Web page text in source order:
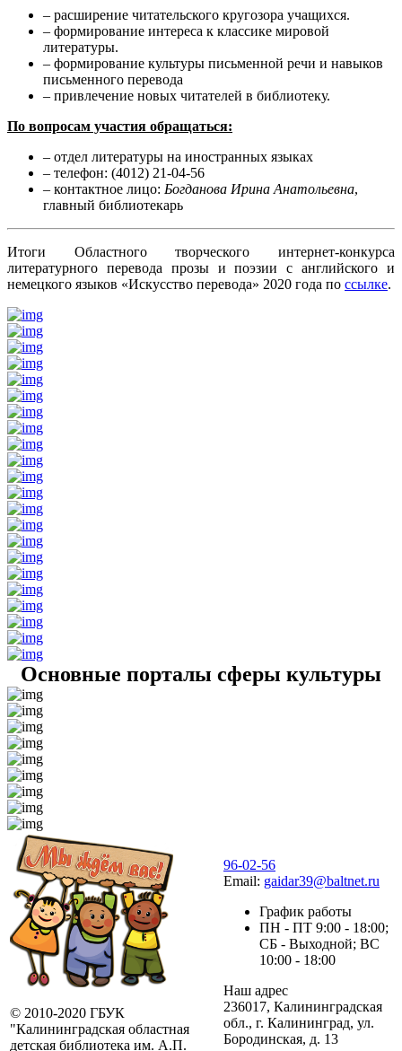
– расширение читательского кругозора учащихся.
– формирование интереса к классике мировой
литературы.
– формирование культуры письменной речи и навыков
письменного перевода
– привлечение новых читателей в библиотеку.
По вопросам участия обращаться:
– отдел литературы на иностранных языках
– телефон: (4012) 21-04-56
– контактное лицо: Богданова Ирина Анатольевна,
главный библиотекарь
Итоги Областного творческого интернет-конкурса
литературного перевода прозы и поэзии с английского и
немецкого языков «Искусство перевода» 2020 года по ссылке.
Основные порталы сферы культуры
© 2010-2020 ГБУК
"Калининградская областная
детская библиотека им. А.П.
96-02-56
Email: gaidar39@baltnet.ru
График работы
ПН - ПТ 9:00 - 18:00;
СБ - Выходной; ВС
10:00 - 18:00
Наш адрес
236017, Калининградская
обл., г. Калининград, ул.
Бородинская, д. 13